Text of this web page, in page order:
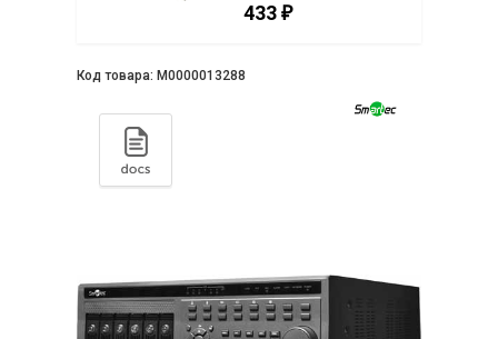
433 ₽
Код товара: М0000013288